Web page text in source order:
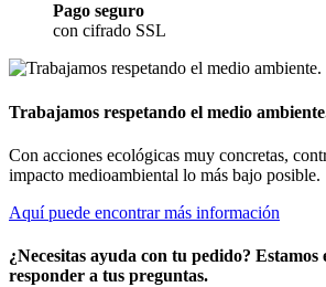
Pago seguro
con cifrado SSL
Trabajamos respetando el medio
Con acciones ecológicas muy concretas,
impacto medioambiental lo más bajo posible.
Aquí puede encontrar más información
¿Necesitas ayuda con tu pedido? Estamos
responder a tus preguntas.